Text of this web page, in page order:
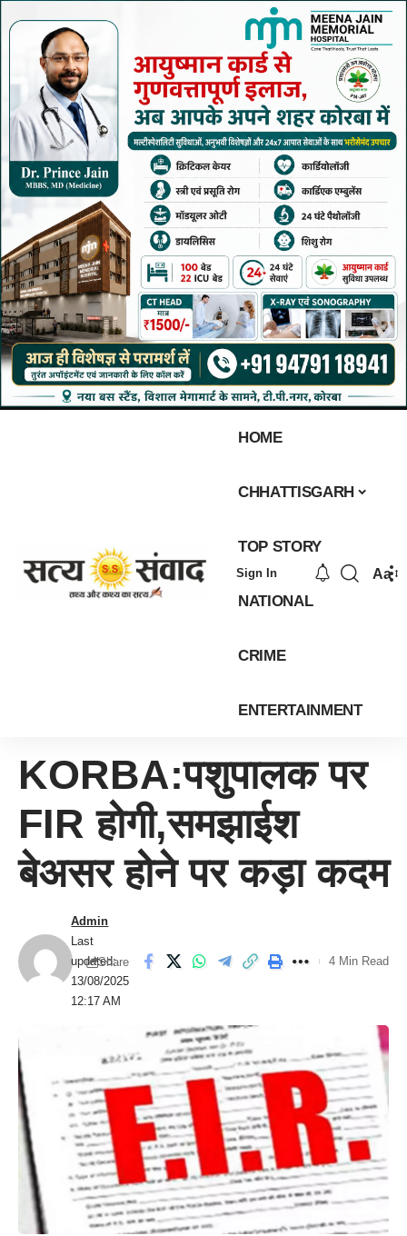
HOME
CHHATTISGARH
TOP STORY
NATIONAL
CRIME
ENTERTAINMENT
Sign In Aa
KORBA:पशुपालक पर
FIR होगी,समझाईश
बेअसर होने पर कड़ा कदम
Last
updated:
13/08/2025
12:17 AM
Admin
Share 4 Min Read